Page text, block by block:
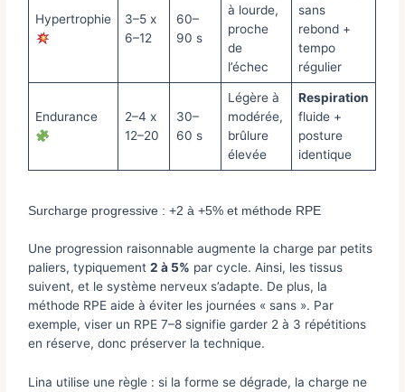
Hypertrophie
3–5 x
6–12
60–
90 s
à lourde,
proche
de
l’échec
sans
rebond +
tempo
régulier
Endurance
2–4 x
12–20
30–
60 s
Légère à
modérée,
brûlure
élevée
Respiration
fluide +
posture
identique
Surcharge progressive : +2 à +5% et méthode RPE
Une progression raisonnable augmente la charge par petits
paliers, typiquement2 à 5% par cycle. Ainsi, les tissus
suivent, et le système nerveux s’adapte. De plus, la
méthode RPE aide à éviter les journées « sans ». Par
exemple, viser un RPE 7–8 signifie garder 2 à 3 répétitions
en réserve, donc préserver la technique.
Lina utilise une règle : si la forme se dégrade, la charge ne